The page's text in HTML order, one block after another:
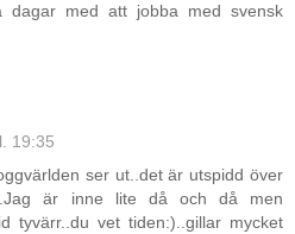
dagar med att jobba med svensk
19:35
ser ut..det är utspidd över
är inne lite då och då men
tyvärr..du vet tiden:)..gillar mycket